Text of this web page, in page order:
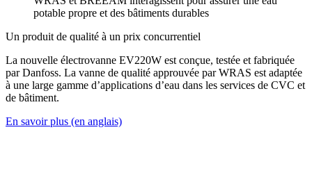
potable propre et des bâtiments durables
Un produit de qualité à un prix concurrentiel
La nouvelle électrovanne EV220W est conçue, testée et fabriquée
par Danfoss. La vanne de qualité approuvée par WRAS est adaptée
à une large gamme d’applications d’eau dans les services de CVC et
de bâtiment.
En savoir plus (en anglais)